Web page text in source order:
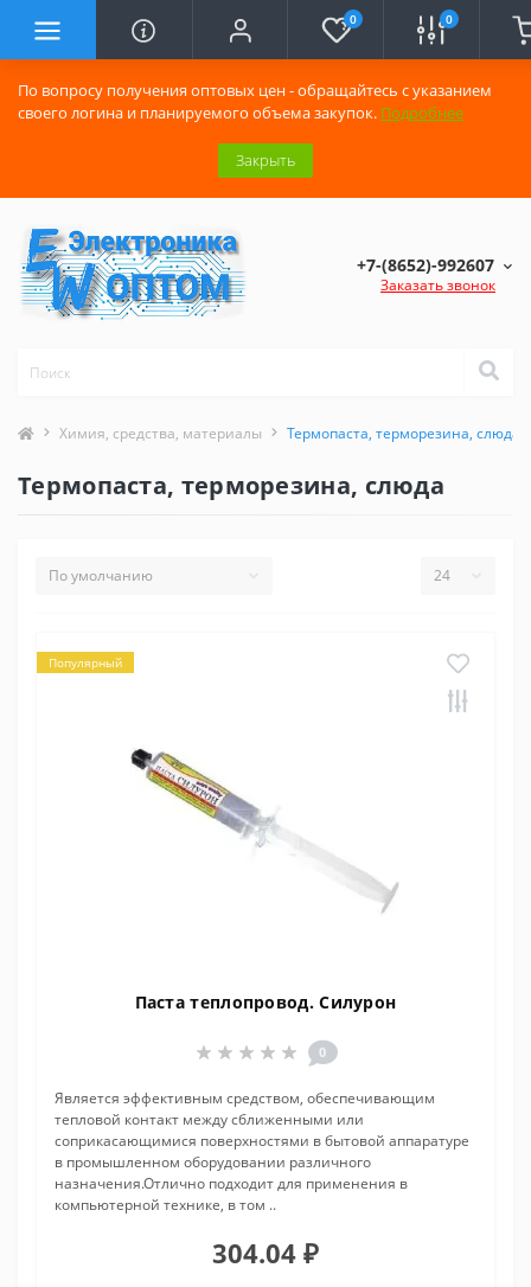
По вопросу получения оптовых цен - обращайтесь с указанием
своего логина и планируемого объема закупок. Подробнее
Закрыть
0 0
+7-(8652)-992607
Заказать звонок
Химия, средства, материалы Термопаста, терморезина, слюда
Термопаста, терморезина, слюда
Популярный
Паста теплопровод. Силурон
0
Является эффективным средством, обеспечивающим
тепловой контакт между сближенными или
соприкасающимися поверхностями в бытовой аппаратуре
в промышленном оборудовании различного
назначения.Отлично подходит для применения в
компьютерной технике, в том ..
304.04 ₽